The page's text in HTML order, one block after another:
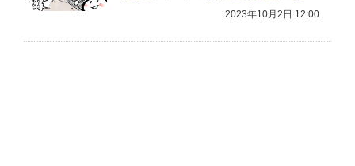
2023年10月2日 12:00